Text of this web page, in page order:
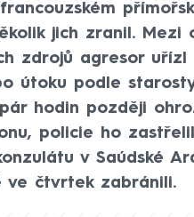
jich zranil. Mezi
zdrojů agresor uřízl
útoku podle
hodin později
policie ho
v Saúdské
ve čtvrtek zabránili.